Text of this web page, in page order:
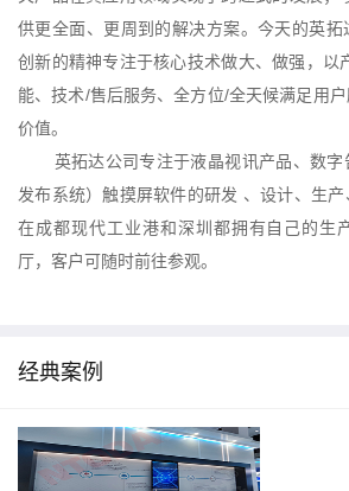
供更全面、更周到的解决方案。今天的英
创新的精神专注于核心技术做大、做强，以
能、技术/售后服务、全方位/全天候满足用
价值。
英拓达公司专注于液晶视讯产品、数字
发布系统）触摸屏软件的研发 、设计、生产
在成都现代工业港和深圳都拥有自己的生
厅，客户可随时前往参观。
经典案例